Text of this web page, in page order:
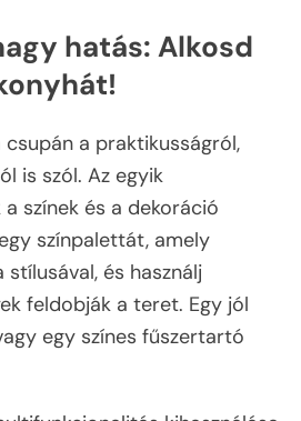
hatás: Alkosd
a praktikusságról,
is szól. Az egyik
színek és a dekoráció
színpalettát, amely
és használj
feldobják a teret. Egy jól
egy színes fűszertartó